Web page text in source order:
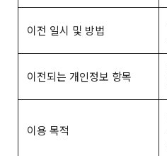
이전 일시 및 방법
이전되는 개인정보 항목
이용 목적